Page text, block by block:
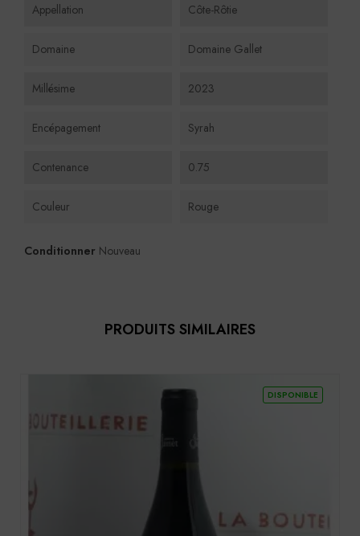
Appellation
Côte-Rôtie
Domaine Domaine Gallet
Millésime 2023
Encépagement Syrah
Contenance 0.75
Couleur Rouge
Conditionner Nouveau
PRODUITS SIMILAIRES
DISPONIBLE